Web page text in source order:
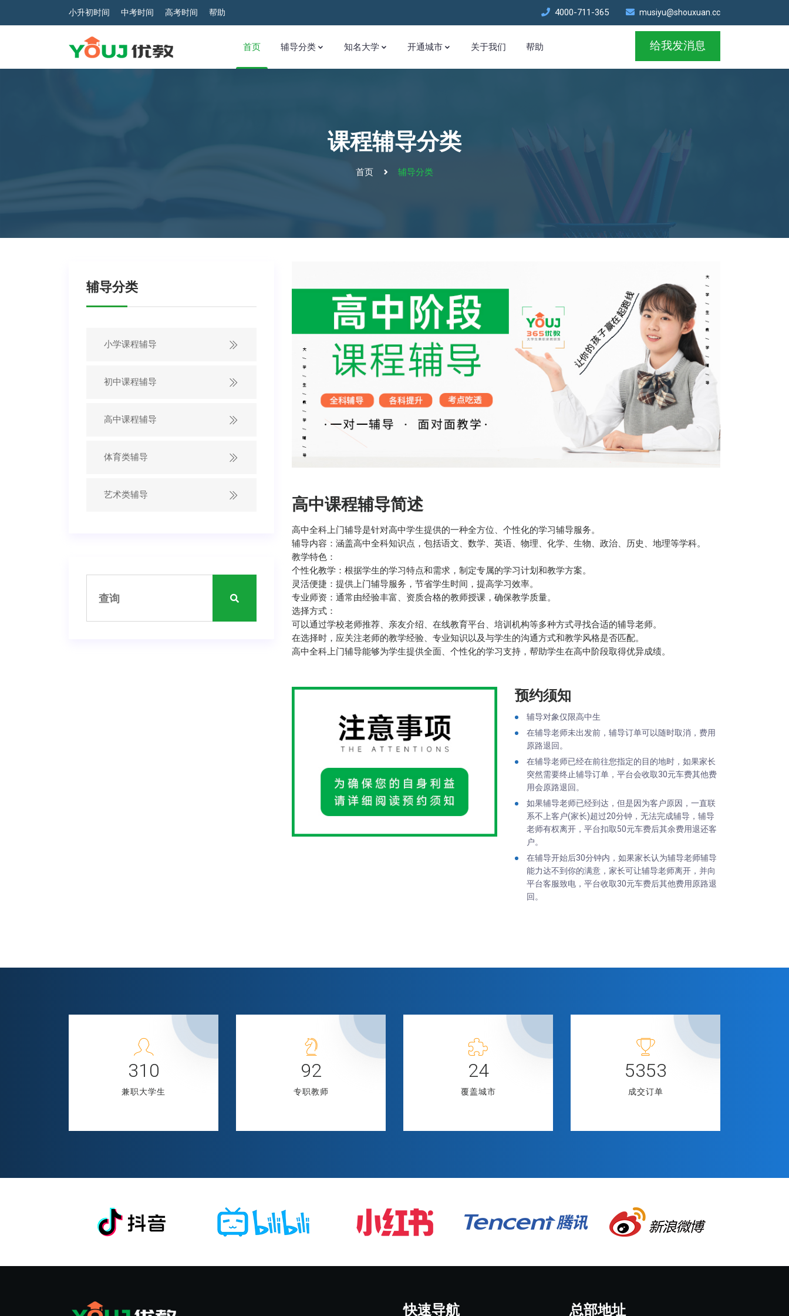
小升初时间 中考时间 高考时间 帮助 4000-711-365 musiyu@shouxuan.cc
首页 辅导分类 知名大学 开通城市 关于我们 帮助 给我发消息
课程辅导分类
首页 辅导分类
辅导分类
小学课程辅导
初中课程辅导
高中课程辅导
体育类辅导
艺术类辅导 高中课程辅导简述
‌高中全科上门辅导是针对‌高中学生提供的一种全方位、个性化的学习辅导服务‌。
‌辅导内容‌：涵盖高中全科知识点，包括语文、数学、英语、物理、化学、生物、政治、历史、地理等学科‌。
‌教学特色：
个性化教学：根据学生的学习特点和需求，制定专属的学习计划和教学方案。
灵活便捷：提供上门辅导服务，节省学生时间，提高学习效率。
专业师资：通常由经验丰富、资质合格的教师授课，确保教学质量。
‌选择方式‌：
可以通过学校老师推荐、亲友介绍、在线教育平台、培训机构等多种方式寻找合适的辅导老师。
在选择时，应关注老师的教学经验、专业知识以及与学生的沟通方式和教学风格是否匹配。
高中全科上门辅导能够为学生提供全面、个性化的学习支持，帮助学生在高中阶段取得优异成绩。
预约须知
辅导对象仅限高中生
在辅导老师未出发前，辅导订单可以随时取消，费用
原路退回。
在辅导老师已经在前往您指定的目的地时，如果家长
突然需要终止辅导订单，平台会收取30元车费其他费
用会原路退回。
如果辅导老师已经到达，但是因为客户原因，一直联
系不上客户(家长)超过20分钟，无法完成辅导，辅导
老师有权离开，平台扣取50元车费后其余费用退还客
户。
在辅导开始后30分钟内，如果家长认为辅导老师辅导
能力达不到你的满意，家长可让辅导老师离开，并向
平台客服致电，平台收取30元车费后其他费用原路退
回。
401
兼职大学生
118
专职教师
32
覆盖城市
6916
成交订单
快速导航 总部地址